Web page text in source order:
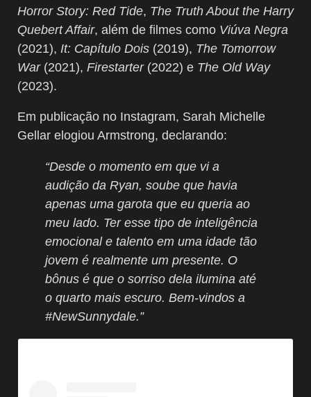
Horror Story: Red Tide, The Truth About the Harry
Quebert Affair, além de filmes como Viúva Negra
(2021), It: Capítulo Dois (2019), The Tomorrow
War(2021), Firestarter(2022) e The Old Way
(2023).
Em publicação no Instagram, Sarah Michelle
Gellar elogiou Armstrong, declarando:
“Desde o momento em que vi a
audição da Ryan, soube que havia
apenas uma garota que eu queria ao
meu lado. Ter esse tipo de inteligência
emocional e talento em uma idade tão
jovem é realmente um presente. O
bônus é que o sorriso dela ilumina até
o quarto mais escuro. Bem-vindos a
#NewSunnydale.”